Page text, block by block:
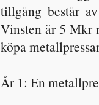
tillgång består
Vinsten är 5 Mkr
köpa
År 1: En